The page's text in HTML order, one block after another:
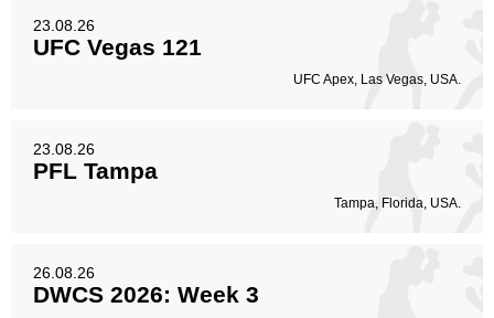
23.08.26
UFC Vegas 121
UFC Apex, Las Vegas, USA.
23.08.26
PFL Tampa
Tampa, Florida, USA.
26.08.26
DWCS 2026: Week 3